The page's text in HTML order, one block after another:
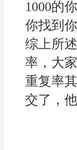
1000的
你找到
综上所
率，大
重复率
交了，